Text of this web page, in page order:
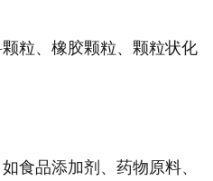
、橡胶颗粒、颗粒状化
品添加剂、药物原料、